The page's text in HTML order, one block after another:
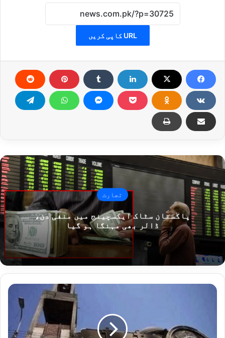
URL کاپی کریں
تجارت
پاکستان سٹاک ایکسچینج میں منفی دن،
ڈالر بھی مہنگا ہو گیا
گرجا
لگنے